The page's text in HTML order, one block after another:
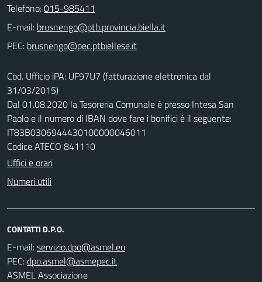
Telefono:015-985411
E-mail:
PEC:
Cod. Ufficio iPA: UF97U7 (fatturazione elettronica dal
31/03/2015)
Dal 01.08.2020 la Tesoreria Comunale è presso Intesa San
Paolo e il numero di IBAN dove fare i bonifici è il seguente:
IT83B0306944430100000046011
Codice ATECO 841110
Uffici e orari
Numeri utili
CONTATTI D.P.O.
E-mail:
PEC:
ASMEL Associazione